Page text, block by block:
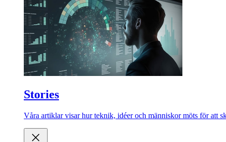
Stories
Våra artiklar visar hur teknik, idéer och människor möts för att